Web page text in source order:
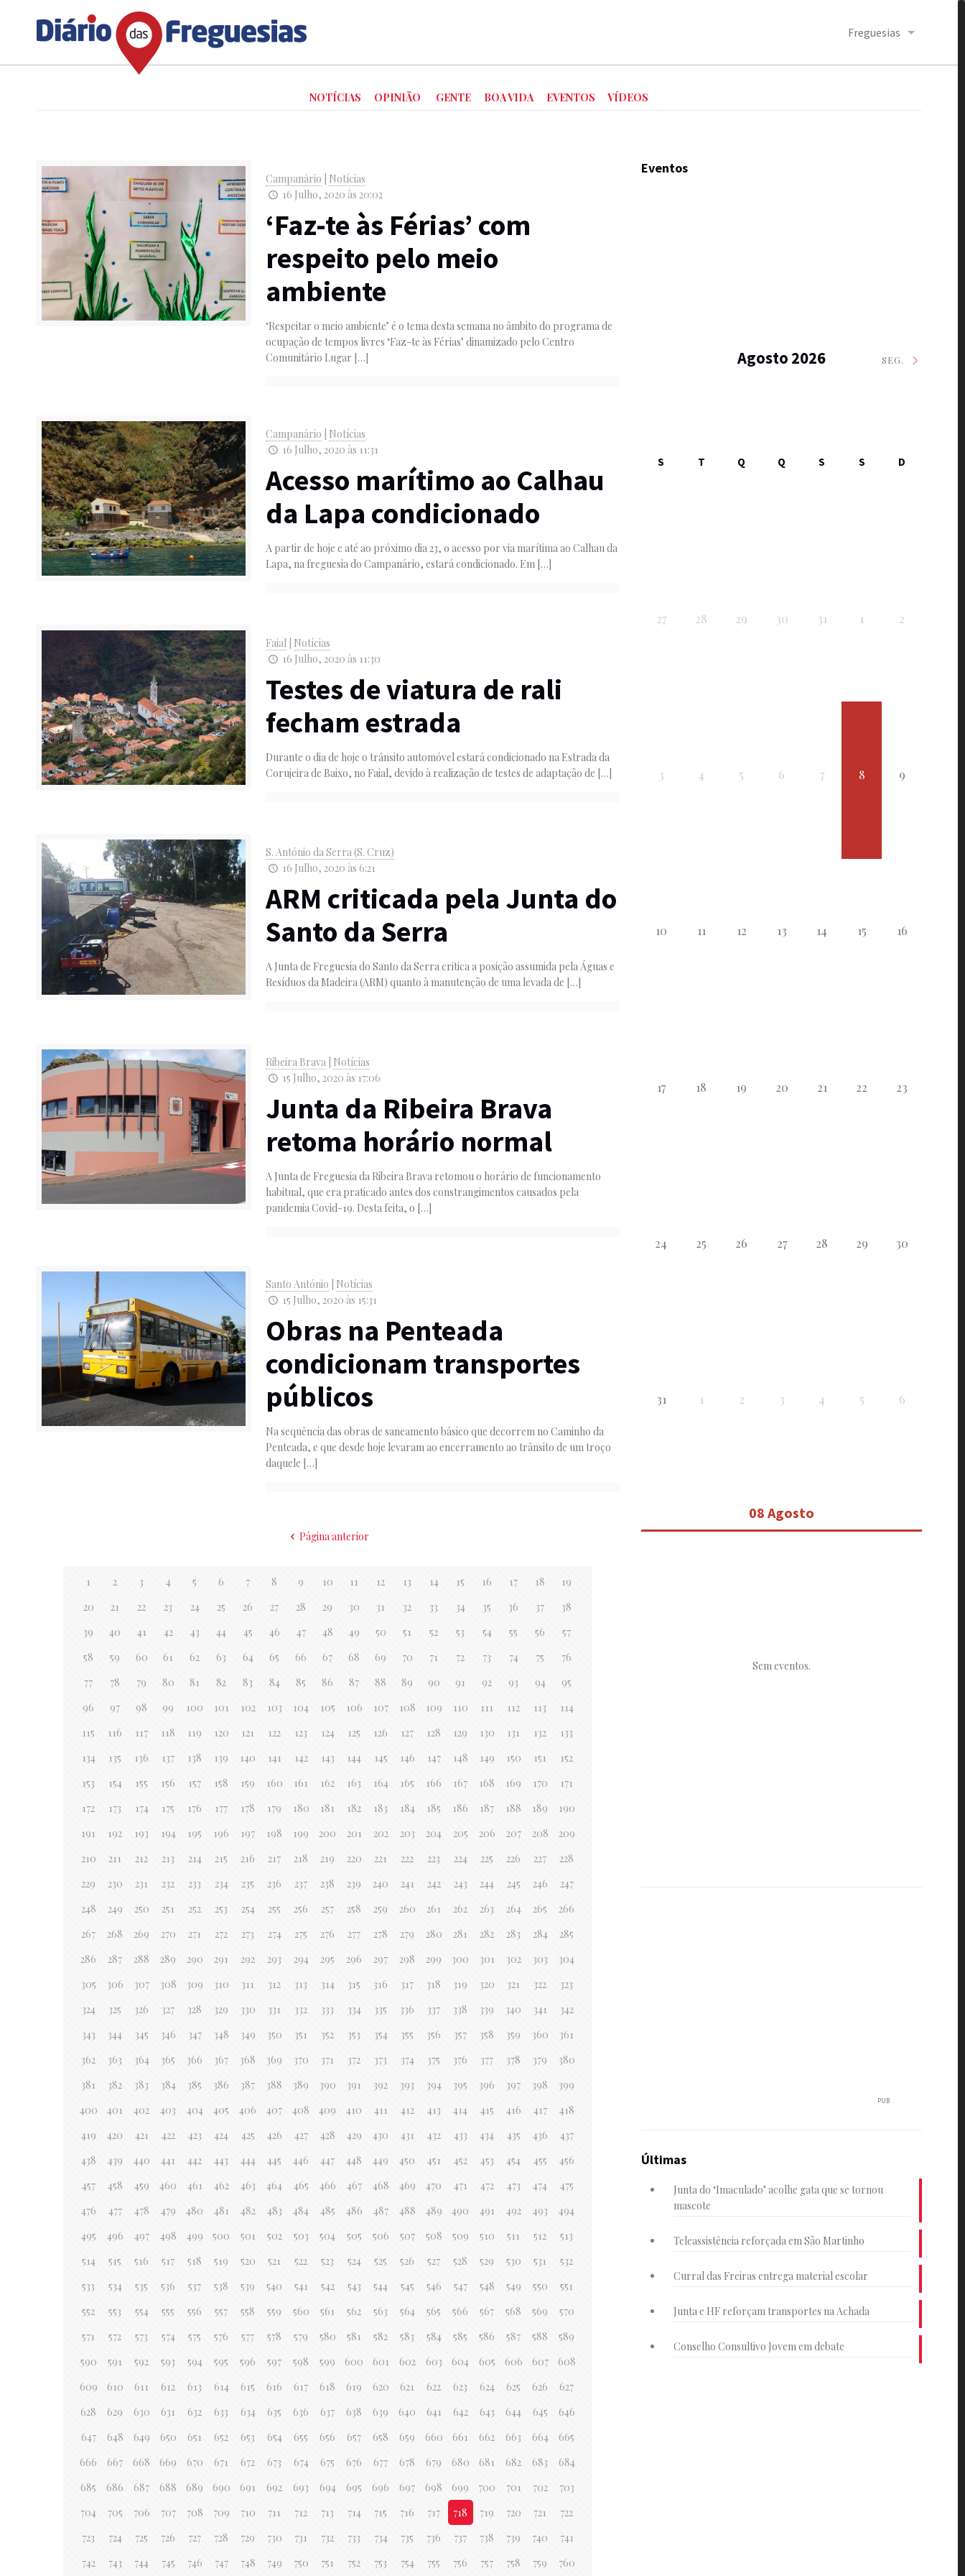
Freguesias
NOTÍCIAS OPINIÃO GENTE BOA VIDA EVENTOS VÍDEOS
Campanário
Notícias
16 Julho, 2020 às 20:02
‘Faz-te às Férias’ com
respeito pelo meio
ambiente
‘Respeitar o meio ambiente’ é o tema desta semana no âmbito do programa de
ocupação de tempos livres ‘Faz-te às Férias’ dinamizado pelo Centro
Comunitário Lugar […]
Campanário
Notícias
16 Julho, 2020 às 11:31
Acesso marítimo ao Calhau
da Lapa condicionado
A partir de hoje e até ao próximo dia 23, o acesso por via marítima ao Calhau da
Lapa, na freguesia do Campanário, estará condicionado. Em […]
Faial Notícias
16 Julho, 2020 às 11:30
Testes de viatura de rali
fecham estrada
Durante o dia de hoje o trânsito automóvel estará condicionado na Estrada da
Corujeira de Baixo, no Faial, devido à realização de testes de adaptação de […]
S. António da Serra (S. Cruz)
16 Julho, 2020 às 6:21
ARM criticada pela Junta do
Santo da Serra
A Junta de Freguesia do Santo da Serra critica a posição assumida pela Águas e
Resíduos da Madeira (ARM) quanto à manutenção de uma levada de […]
Ribeira Brava
Notícias
15 Julho, 2020 às 17:06
Junta da Ribeira Brava
retoma horário normal
A Junta de Freguesia da Ribeira Brava retomou o horário de funcionamento
habitual, que era praticado antes dos constrangimentos causados pela
pandemia Covid-19. Desta feita, o […]
Santo António
Notícias
15 Julho, 2020 às 15:31
Obras na Penteada
condicionam transportes
públicos
Na sequência das obras de saneamento básico que decorrem no Caminho da
Penteada, e que desde hoje levaram ao encerramento ao trânsito de um troço
daquele […]
Página anterior
1 2 3 4 5 6 7 8 9 10 11 12 13 14 15 16 17 18
19
20
21 22 23 24 25 26 27 28 29 30 31 32 33 34 35 36 37
38
39
40 41 42 43 44 45 46 47 48 49 50 51 52 53 54 55 56
57
58
59 60 61 62 63 64 65 66 67 68 69 70 71 72 73 74 75
76
77
78 79 80 81 82 83 84 85 86 87 88 89 90 91 92 93 94
95
96
97 98 99 100 101 102 103 104 105 106 107 108 109 110 111 112 113
114
115
116 117 118 119 120 121 122 123 124 125 126 127 128 129 130 131 132
133
134
135 136 137 138 139 140 141 142 143 144 145 146 147 148 149 150 151
152
153
154 155 156 157 158 159 160 161 162 163 164 165 166 167 168 169 170
171
172
173 174 175 176 177 178 179 180 181 182 183 184 185 186 187 188 189
190
191
192 193 194 195 196 197 198 199 200 201 202 203 204 205 206 207 208
209
210
211 212 213 214 215 216 217 218 219 220 221 222 223 224 225 226 227
228
229
230 231 232 233 234 235 236 237 238 239 240 241 242 243 244 245 246
247
248
249 250 251 252 253 254 255 256 257 258 259 260 261 262 263 264 265
266
267
268 269 270 271 272 273 274 275 276 277 278 279 280 281 282 283 284
285
286
287 288 289 290 291 292 293 294 295 296 297 298 299 300 301 302 303
304
305
306 307 308 309 310 311 312 313 314 315 316 317 318 319 320 321 322
323
324
325 326 327 328 329 330 331 332 333 334 335 336 337 338 339 340 341
342
343
344 345 346 347 348 349 350 351 352 353 354 355 356 357 358 359 360
361
362
363 364 365 366 367 368 369 370 371 372 373 374 375 376 377 378 379
380
381
382 383 384 385 386 387 388 389 390 391 392 393 394 395 396 397 398
399
400
401 402 403 404 405 406 407 408 409 410 411 412 413 414 415 416 417
418
419
420 421 422 423 424 425 426 427 428 429 430 431 432 433 434 435 436
437
438
439 440 441 442 443 444 445 446 447 448 449 450 451 452 453 454 455
456
457
458 459 460 461 462 463 464 465 466 467 468 469 470 471 472 473 474
475
476
477 478 479 480 481 482 483 484 485 486 487 488 489 490 491 492 493
494
495
496 497 498 499 500 501 502 503 504 505 506 507 508 509 510 511 512
513
514
515 516 517 518 519 520 521 522 523 524 525 526 527 528 529 530 531
532
533
534 535 536 537 538 539 540 541 542 543 544 545 546 547 548 549 550
551
552
553 554 555 556 557 558 559 560 561 562 563 564 565 566 567 568 569
570
571
572 573 574 575 576 577 578 579 580 581 582 583 584 585 586 587 588
589
590
591 592 593 594 595 596 597 598 599 600 601 602 603 604 605 606 607
608
609
610 611 612 613 614 615 616 617 618 619 620 621 622 623 624 625 626
627
628
629 630 631 632 633 634 635 636 637 638 639 640 641 642 643 644 645
646
647
648 649 650 651 652 653 654 655 656 657 658 659 660 661 662 663 664
665
666
667 668 669 670 671 672 673 674 675 676 677 678 679 680 681 682 683
684
685
686 687 688 689 690 691 692 693 694 695 696 697 698 699 700 701 702
703
704
705 706 707 708 709 710 711 712 713 714 715 716 717 718 719 720 721
722
723
724 725 726 727 728 729 730 731 732 733 734 735 736 737 738 739 740
741
742
743 744 745 746 747 748 749 750 751 752 753 754 755 756 757 758 759 760
Eventos
Agosto 2026 SEG.
S T Q Q S S D
27 28 29 30 31 1 2
3 4 5 6 7 8 9
10 11 12 13 14 15 16
17 18 19 20 21 22 23
24 25 26 27 28 29 30
31 1 2 3 4 5 6
08 Agosto
Sem eventos.
PUB
Últimas
Junta do ‘Imaculado’ acolhe gata que se tornou
mascote
Teleassistência reforçada em São Martinho
Curral das Freiras entrega material escolar
Junta e HF reforçam transportes na Achada
Conselho Consultivo Jovem em debate